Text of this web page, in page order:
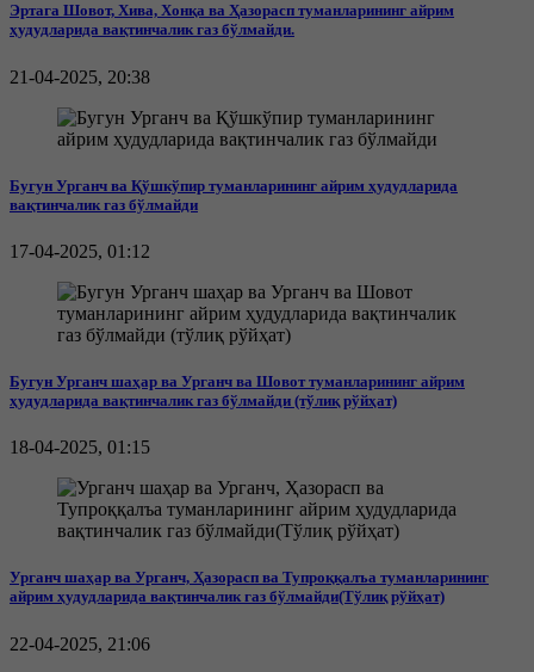
Эртага Шовот, Хива, Хонқа ва Ҳазорасп туманларининг айрим
ҳудудларида вақтинчалик газ бўлмайди.
21-04-2025, 20:38
Бугун Урганч ва Қўшкўпир туманларининг айрим ҳудудларида
вақтинчалик газ бўлмайди
17-04-2025, 01:12
Бугун Урганч шаҳар ва Урганч ва Шовот туманларининг айрим
ҳудудларида вақтинчалик газ бўлмайди (тўлиқ рўйҳат)
18-04-2025, 01:15
Урганч шаҳар ва Урганч, Ҳазорасп ва Тупроққалъа туманларининг
айрим ҳудудларида вақтинчалик газ бўлмайди(Тўлиқ рўйҳат)
22-04-2025, 21:06